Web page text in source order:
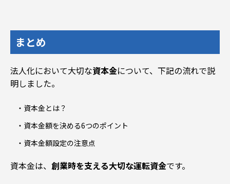
まとめ
法人化において大切な資本金について、下記の流れで説
明しました。
資本金とは？
資本金額を決める6つのポイント
資本金額設定の注意点
資本金は、 創業時を支える大切な運転資金です。